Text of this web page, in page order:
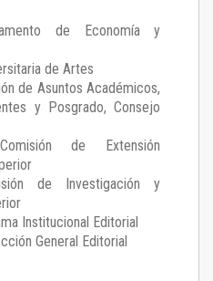
de Economía y
de Artes
de Asuntos Académicos,
y Posgrado, Consejo
de Extensión
de Investigación y
Institucional Editorial
General Editorial